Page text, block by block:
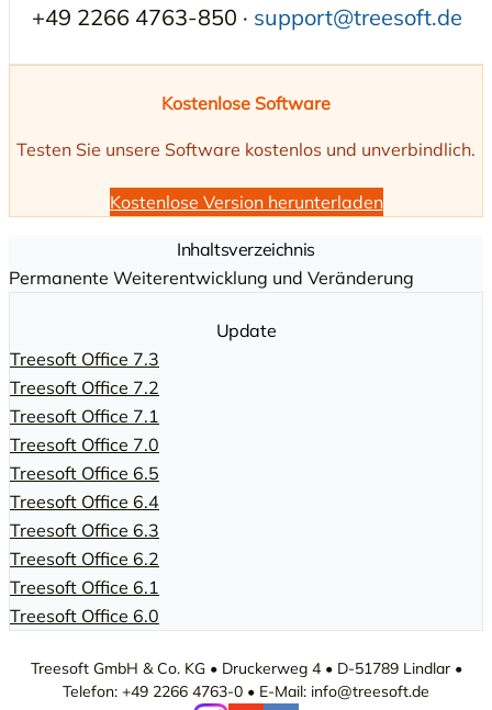
+49 2266 4763-850 · support@treesoft.de
Kostenlose Software
Testen Sie unsere Software kostenlos und unverbindlich.
Kostenlose Version herunterladen
Inhaltsverzeichnis
Permanente Weiterentwicklung und Veränderung
Update
Treesoft Office 7.3
Treesoft Office 7.2
Treesoft Office 7.1
Treesoft Office 7.0
Treesoft Office 6.5
Treesoft Office 6.4
Treesoft Office 6.3
Treesoft Office 6.2
Treesoft Office 6.1
Treesoft Office 6.0
Treesoft GmbH & Co. KG • Druckerweg 4 • D-51789 Lindlar •
Telefon: +49 2266 4763-0 • E-Mail: info@treesoft.de